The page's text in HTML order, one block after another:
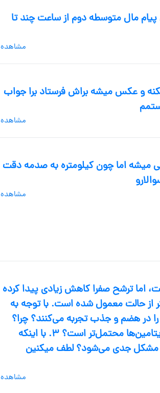
مال متوسطه دوم از ساعت چند تا
مشاهده
و عکس میشه براش فرستاد برا جواب
مشاهده
میشه اما چون کیلومتره به صدمه دقت
مشاهده
اما ترشح صفرا کاهش زیادی پیدا کرده
از حالت معمول شده است. با توجه به
را در هضم و جذب تجربه می‌کنند؟ چرا؟
۲. اگر این وضعیت ادامه‌دار باشد، کمبود کدام نوع ویتامین‌ها محتمل‌تر است؟ ۳. با اینکه
مشکل جدی می‌شود؟ لطف میکنین
مشاهده